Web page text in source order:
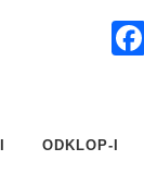
ODKLOP-I